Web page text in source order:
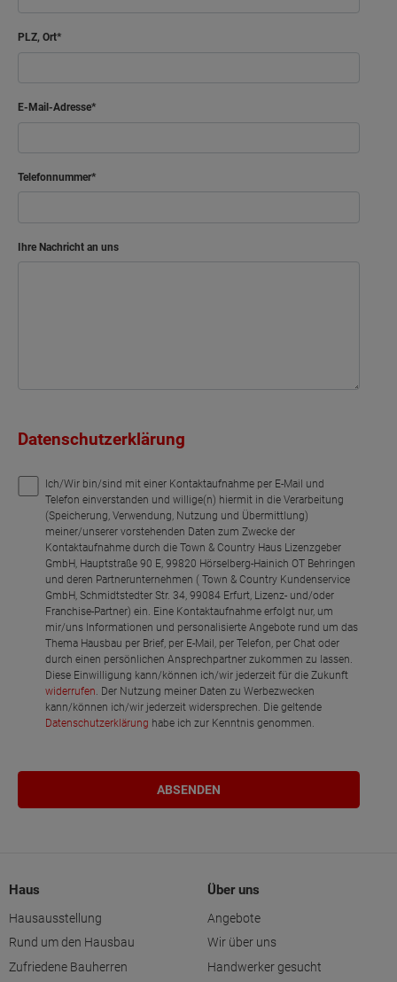
PLZ, Ort
E-Mail-Adresse
Telefonnummer
Ihre Nachricht an uns
Datenschutzerklärung
Ich/Wir bin/sind mit einer Kontaktaufnahme per E-Mail und
Telefon einverstanden und willige(n) hiermit in die Verarbeitung
(Speicherung, Verwendung, Nutzung und Übermittlung)
meiner/unserer vorstehenden Daten zum Zwecke der
Kontaktaufnahme durch die Town & Country Haus Lizenzgeber
GmbH, Hauptstraße 90 E, 99820 Hörselberg-Hainich OT Behringen
und deren Partnerunternehmen ( Town & Country Kundenservice
GmbH, Schmidtstedter Str. 34, 99084 Erfurt, Lizenz- und/oder
Franchise-Partner) ein. Eine Kontaktaufnahme erfolgt nur, um
mir/uns Informationen und personalisierte Angebote rund um das
Thema Hausbau per Brief, per E-Mail, per Telefon, per Chat oder
durch einen persönlichen Ansprechpartner zukommen zu lassen.
Diese Einwilligung kann/können ich/wir jederzeit für die Zukunft
widerrufen. Der Nutzung meiner Daten zu Werbezwecken
kann/können ich/wir jederzeit widersprechen. Die geltende
Datenschutzerklärung habe ich zur Kenntnis genommen.
Haus
Hausausstellung
Rund um den Hausbau
Zufriedene Bauherren
Über uns
Angebote
Wir über uns
Handwerker gesucht